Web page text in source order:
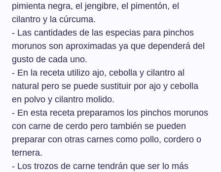
pimienta negra, el jengibre, el pimentón, el
cilantro y la cúrcuma.
- Las cantidades de las especias para pinchos
morunos son aproximadas ya que dependerá del
gusto de cada uno.
- En la receta utilizo ajo, cebolla y cilantro al
natural pero se puede sustituir por ajo y cebolla
en polvo y cilantro molido.
- En esta receta preparamos los pinchos morunos
con carne de cerdo pero también se pueden
preparar con otras carnes como pollo, cordero o
ternera.
- Los trozos de carne tendrán que ser lo más